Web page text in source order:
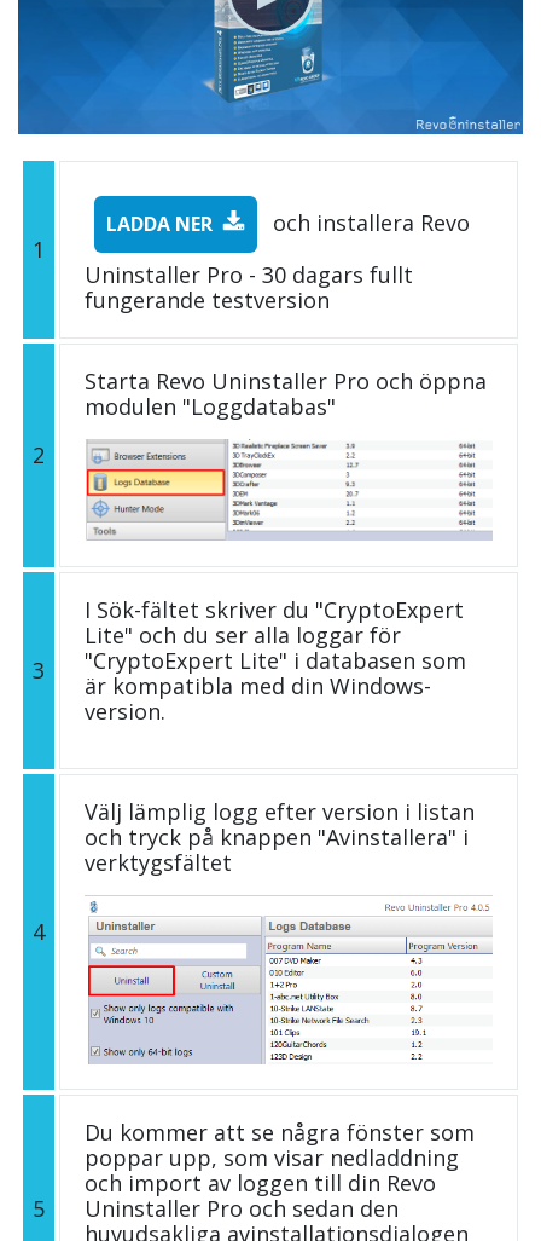
1
LADDA NER
och installera Revo
Uninstaller Pro - 30 dagars fullt
fungerande testversion
2
Starta Revo Uninstaller Pro och öppna
modulen "Loggdatabas"
3
I Sök-fältet skriver du "CryptoExpert
Lite" och du ser alla loggar för
"CryptoExpert Lite" i databasen som
är kompatibla med din Windows-
version.
4
Välj lämplig logg efter version i listan
och tryck på knappen "Avinstallera" i
verktygsfältet
5
Du kommer att se några fönster som
poppar upp, som visar nedladdning
och import av loggen till din Revo
Uninstaller Pro och sedan den
huvudsakliga avinstallationsdialogen